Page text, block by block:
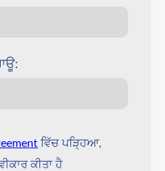
ਵਿੱਚ ਪੜ੍ਹਿਆ,
ਕੀਤਾ ਹੈ